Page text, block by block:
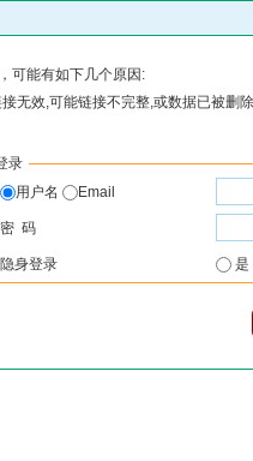
可能有如下几个原因:
无效,可能链接不完整,或数据已被删
录
用户名
Email
密 码
隐身登录